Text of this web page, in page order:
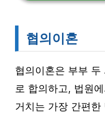
협의이혼
협의이혼은 부부 두
로 합의하고, 법원
거치는 가장 간편한